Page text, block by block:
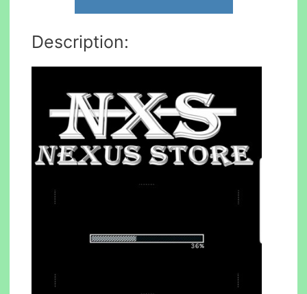
Description: